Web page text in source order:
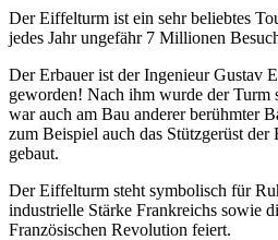
Der Eiffelturm ist ein sehr beliebtes
jedes Jahr ungefähr 7 Millionen
Der Erbauer ist der Ingenieur Gustav
geworden! Nach ihm wurde der Turm
war auch am Bau anderer berühmter
zum Beispiel auch das Stützgerüst
gebaut.
Der Eiffelturm steht symbolisch für
industrielle Stärke Frankreichs sowie
Französischen Revolution feiert.